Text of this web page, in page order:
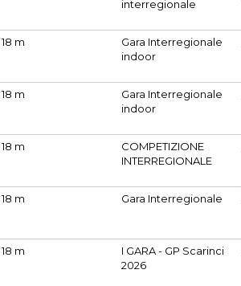
interregionale
18 m
Gara Interregionale
indoor
18 m
Gara Interregionale
indoor
18 m
COMPETIZIONE
INTERREGIONALE
18 m Gara Interregionale
18 m
I GARA - GP Scarinci
2026